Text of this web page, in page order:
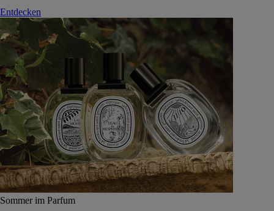
Entdecken
Sommer im Parfum